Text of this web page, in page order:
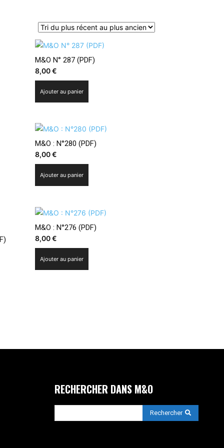
M&O N° 287 (PDF)
8,00€
Ajouter au panier
M&O : N°280 (PDF)
8,00€
Ajouter au panier
M&O : N°276 (PDF)
8,00€
Ajouter au panier
RECHERCHER DANS M&O
Rechercher